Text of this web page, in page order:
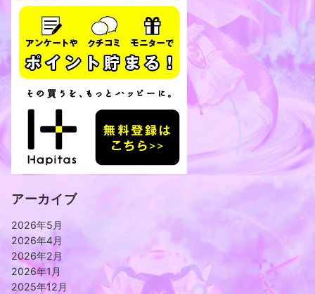
アーカイブ
2026年5月
2026年4月
2026年2月
2026年1月
2025年12月